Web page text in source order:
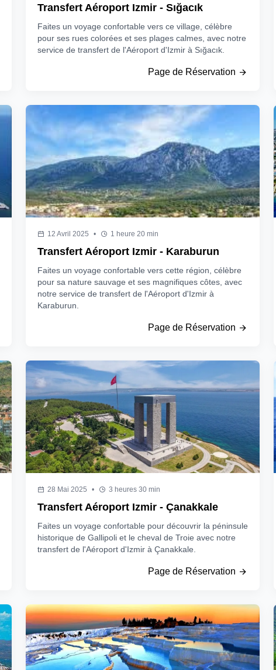
Transfert Aéroport Izmir - Sığacık
Faites un voyage confortable vers ce village, célèbre
pour ses rues colorées et ses plages calmes, avec notre
service de transfert de l'Aéroport d'Izmir à Sığacık.
Page de Réservation
12 Avril 2025 • 1 heure 20 min
Transfert Aéroport Izmir - Karaburun
Faites un voyage confortable vers cette région, célèbre
pour sa nature sauvage et ses magnifiques côtes, avec
notre service de transfert de l'Aéroport d'Izmir à
Karaburun.
Page de Réservation
28 Mai 2025 • 3 heures 30 min
Transfert Aéroport Izmir - Çanakkale
Faites un voyage confortable pour découvrir la péninsule
historique de Gallipoli et le cheval de Troie avec notre
transfert de l'Aéroport d'Izmir à Çanakkale.
Page de Réservation